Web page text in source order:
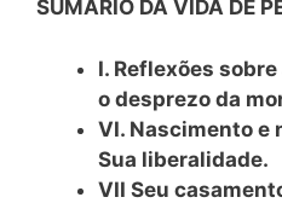
SUMÁRIO DA VIDA DE
I. Reflexões
o desprezo da
VI. Nascimento e
Sua liberalidade.
VII Seu